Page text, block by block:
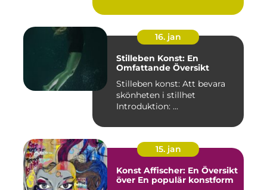
16. jan
Stilleben Konst: En
Omfattande Översikt
Stilleben konst: Att bevara
skönheten i stillhet
Introduktion: ...
15. jan
Konst Affischer: En Översikt
över En populär konstform